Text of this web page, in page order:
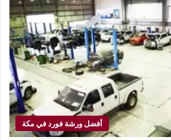
أفضل ورشة فورد في مكة